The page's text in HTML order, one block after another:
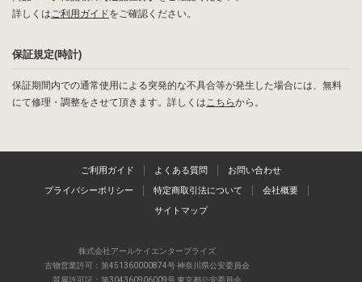
詳しくはご利用ガイドをご確認ください。
保証規定(時計)
保証期間内での通常使用による突発的な不具合等が発生した場合には、無料
にて修理・調整をさせて頂きます。詳しくはこちらから。
ご利用ガイド よくある質問 お問い合わせ
プライバシーポリシー 特定商取引法について 会社概要
サイトマップ
株式会社アールケイエンタープライズ
古物営業許可：第451360000874号 神奈川県公安委員会
質屋許可証：第304360906009号 東京都公安委員会